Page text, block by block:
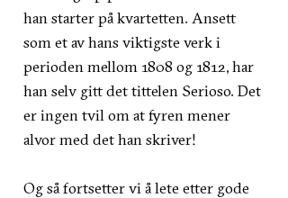
han starter på kvartetten. Ansett
som et av hans viktigste verk i
perioden mellom 1808 og 1812, har
han selv gitt det tittelen Serioso. Det
er ingen tvil om at fyren mener
alvor med det han skriver!
Og så fortsetter vi å lete etter gode